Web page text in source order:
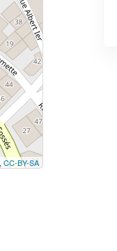
CC-BY-SA